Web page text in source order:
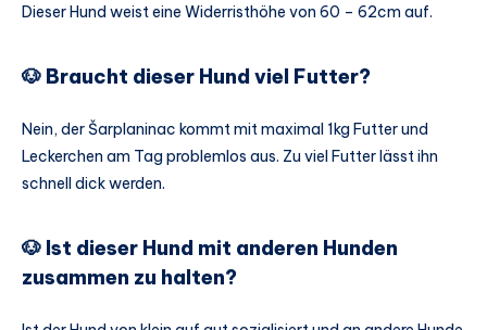
Dieser Hund weist eine Widerristhöhe von 60 – 62cm auf.
🐶 Braucht dieser Hund viel Futter?
Nein, der Šarplaninac kommt mit maximal 1kg Futter und
Leckerchen am Tag problemlos aus. Zu viel Futter lässt ihn
schnell dick werden.
🐶 Ist dieser Hund mit anderen Hunden
zusammen zu halten?